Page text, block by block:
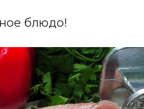
блюдо!